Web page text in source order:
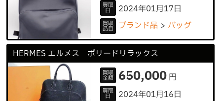
買取
日 2024年01月17日
買取
品目 ブランド品 バッグ
HERMES エルメス ボリードリラックス
買取
金額 650,000円
買取
日 2024年01月16日